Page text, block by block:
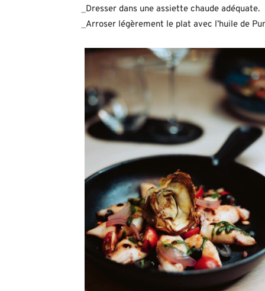
Dresser dans une assiette chaude adéquate.
Arroser légèrement le plat avec l’huile de